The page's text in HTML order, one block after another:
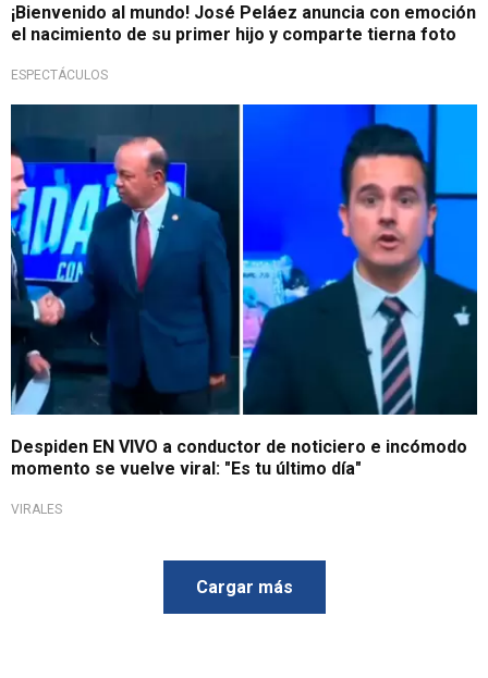
¡Bienvenido al mundo! José Peláez anuncia con emoción
el nacimiento de su primer hijo y comparte tierna foto
ESPECTÁCULOS
Despiden EN VIVO a conductor de noticiero e incómodo
momento se vuelve viral: "Es tu último día"
VIRALES
Cargar más